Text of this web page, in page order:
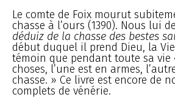
Le comte de Foix mourut
chasse à l’ours (1390). Nous lui
déduiz de la chasse des bestes
début duquel il prend Dieu, la
témoin que pendant toute sa vie
choses, l’une est en armes,
chasse. » Ce livre est encore de
complets de vénérie.